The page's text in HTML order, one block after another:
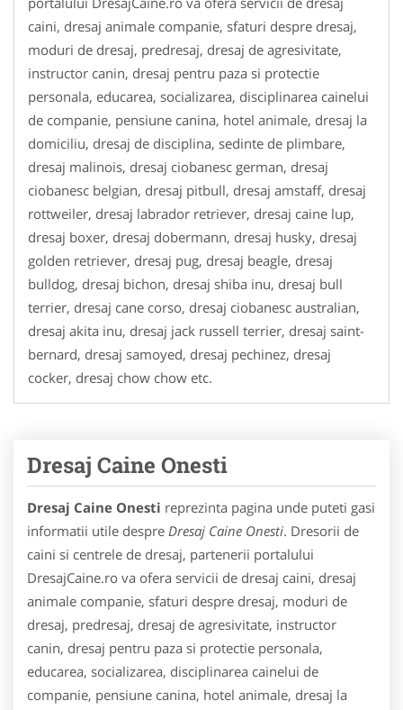
caini, dresaj animale companie, sfaturi despre dresaj,
moduri de dresaj, predresaj, dresaj de agresivitate,
instructor canin, dresaj pentru paza si protectie
personala, educarea, socializarea, disciplinarea cainelui
de companie, pensiune canina, hotel animale, dresaj la
domiciliu, dresaj de disciplina, sedinte de plimbare,
dresaj malinois, dresaj ciobanesc german, dresaj
ciobanesc belgian, dresaj pitbull, dresaj amstaff, dresaj
rottweiler, dresaj labrador retriever, dresaj caine lup,
dresaj boxer, dresaj dobermann, dresaj husky, dresaj
golden retriever, dresaj pug, dresaj beagle, dresaj
bulldog, dresaj bichon, dresaj shiba inu, dresaj bull
terrier, dresaj cane corso, dresaj ciobanesc australian,
dresaj akita inu, dresaj jack russell terrier, dresaj saint-
bernard, dresaj samoyed, dresaj pechinez, dresaj
cocker, dresaj chow chow etc.
Dresaj Caine Onesti
Dresaj Caine Onesti reprezinta pagina unde puteti gasi
informatii utile despre Dresaj Caine Onesti. Dresorii de
caini si centrele de dresaj, partenerii portalului
DresajCaine.ro va ofera servicii de dresaj caini, dresaj
animale companie, sfaturi despre dresaj, moduri de
dresaj, predresaj, dresaj de agresivitate, instructor
canin, dresaj pentru paza si protectie personala,
educarea, socializarea, disciplinarea cainelui de
companie, pensiune canina, hotel animale, dresaj la